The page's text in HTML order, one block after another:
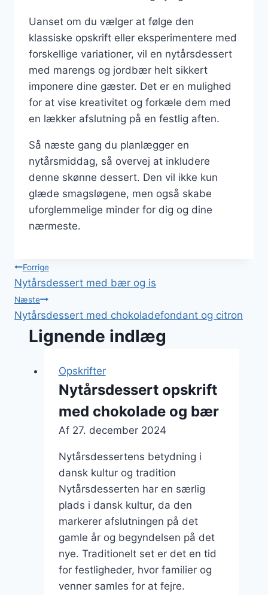
Uanset om du vælger at følge den
klassiske opskrift eller eksperimentere med
forskellige variationer, vil en nytårsdessert
med marengs og jordbær helt sikkert
imponere dine gæster. Det er en mulighed
for at vise kreativitet og forkæle dem med
en lækker afslutning på en festlig aften.
Så næste gang du planlægger en
nytårsmiddag, så overvej at inkludere
denne skønne dessert. Den vil ikke kun
glæde smagsløgene, men også skabe
uforglemmelige minder for dig og dine
nærmeste.
Indlægsnavigation
Forrige
Nytårsdessert med bær og is
Næste
Nytårsdessert med chokoladefondant og citron
Lignende indlæg
Opskrifter
Nytårsdessert opskrift
med chokolade og bær
Af 27. december 2024
Nytårsdessertens betydning i
dansk kultur og tradition
Nytårsdesserten har en særlig
plads i dansk kultur, da den
markerer afslutningen på det
gamle år og begyndelsen på det
nye. Traditionelt set er det en tid
for festligheder, hvor familier og
venner samles for at fejre.